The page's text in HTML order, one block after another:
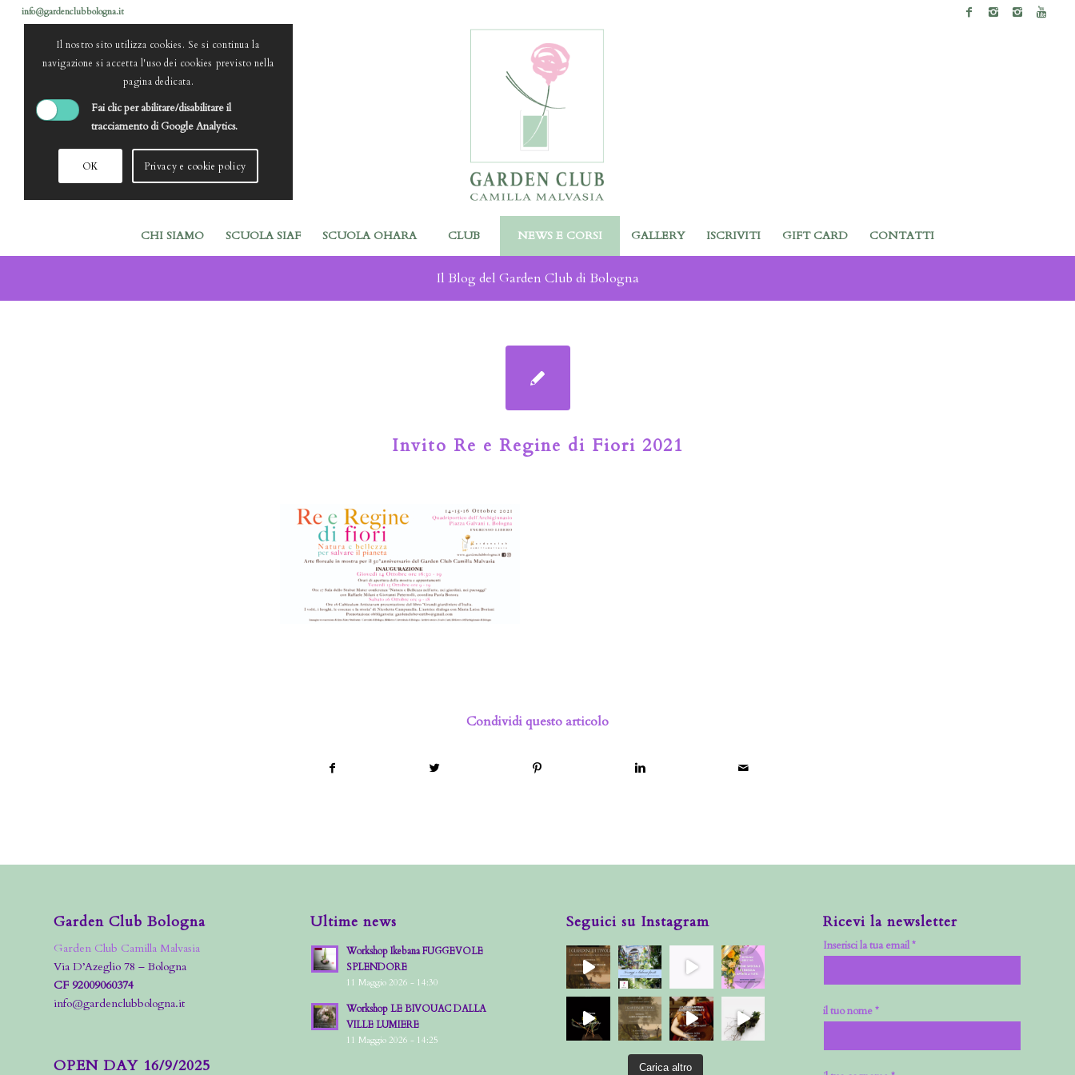
info@gardenclubbologna.it
CHI SIAMO SCUOLA SIAF SCUOLA OHARA CLUB NEWS E CORSI GALLERY ISCRIVITI GIFT CARD CONTATTI
Il Blog del Garden Club di Bologna
Invito Re e Regine di Fiori 2021
Condividi questo articolo
Garden Club Bologna
Garden Club Camilla Malvasia
Via D’Azeglio 78 – Bologna
CF 92009060374
info@gardenclubbologna.it
OPEN DAY 16/9/2025
Ultime news
Workshop Ikebana FUGGEVOLE
SPLENDORE
11 Maggio 2026 - 14:30
Workshop LE BIVOUAC DALLA
VILLE LUMIERE
11 Maggio 2026 - 14:25
Seguici su Instagram
Carica altro
Ricevi la newsletter
Inserisci la tua email *
il tuo nome *
Il nostro sito utilizza cookies. Se si continua la
navigazione si accetta l'uso dei cookies previsto nella
pagina dedicata.
Fai clic per abilitare/disabilitare il
tracciamento di Google Analytics.
OK Privacy e cookie policy